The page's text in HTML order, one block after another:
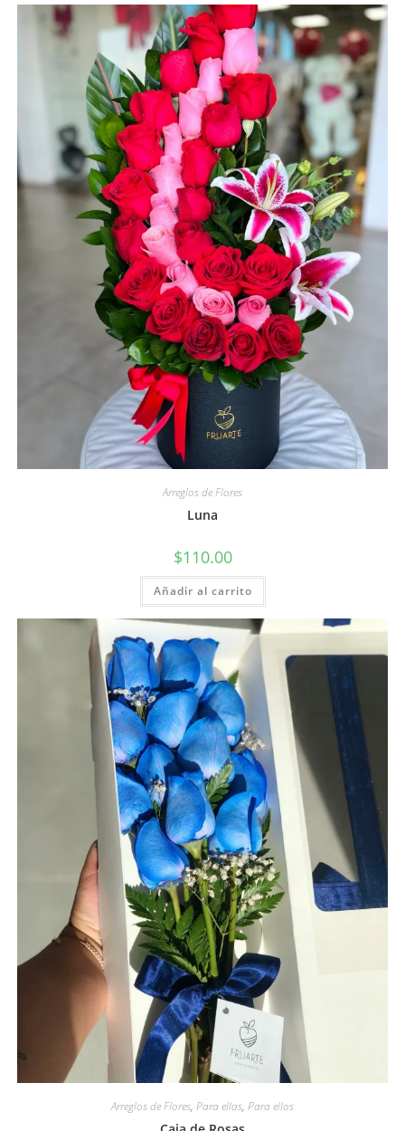
Arreglos de Flores
Luna
$110.00
Añadir al carrito
Arreglos de Flores, Para ellas, Para ellos